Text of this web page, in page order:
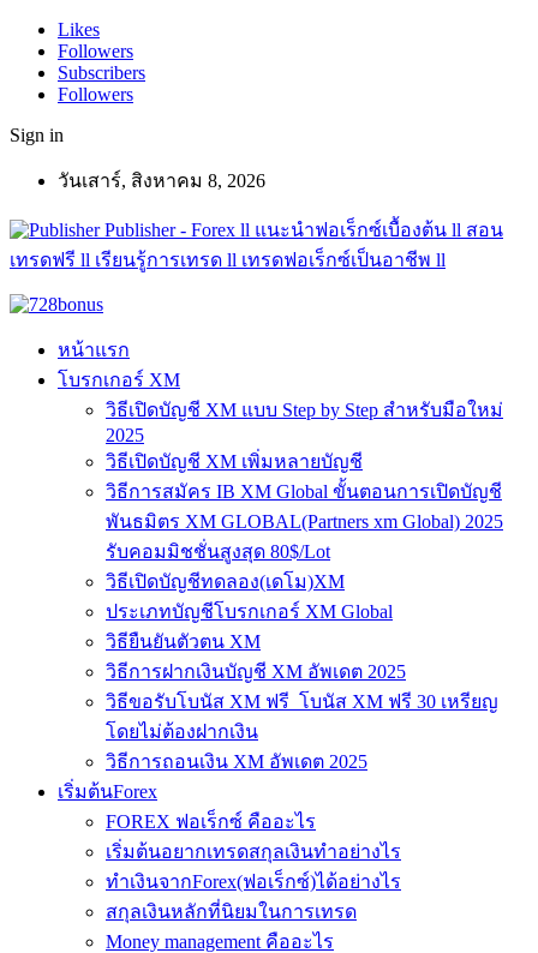
Likes
Followers
Subscribers
Followers
Sign in
วันเสาร์, สิงหาคม 8, 2026
Publisher - Forex ll แนะนำฟอเร็กซ์เบื้องต้น ll สอน
เทรดฟรี ll เรียนรู้การเทรด ll เทรดฟอเร็กซ์เป็นอาชีพ ll
หน้าแรก
โบรกเกอร์ XM
วิธีเปิดบัญชี XM แบบ Step by Step สำหรับมือใหม่
2025
วิธีเปิดบัญชี XM เพิ่มหลายบัญชี
วิธีการสมัคร IB XM Global ขั้นตอนการเปิดบัญชี
พันธมิตร XM GLOBAL(Partners xm Global) 2025
รับคอมมิชชั่นสูงสุด 80$/Lot
วิธีเปิดบัญชีทดลอง(เดโม)XM
ประเภทบัญชีโบรกเกอร์ XM Global
วิธียืนยันตัวตน XM
วิธีการฝากเงินบัญชี XM อัพเดต 2025
วิธีขอรับโบนัส XM ฟรี โบนัส XM ฟรี 30 เหรียญ
โดยไม่ต้องฝากเงิน
วิธีการถอนเงิน XM อัพเดต 2025
เริ่มต้นForex
FOREX ฟอเร็กซ์ คืออะไร
เริ่มต้นอยากเทรดสกุลเงินทำอย่างไร
ทำเงินจากForex(ฟอเร็กซ์)ได้อย่างไร
สกุลเงินหลักที่นิยมในการเทรด
Money management คืออะไร